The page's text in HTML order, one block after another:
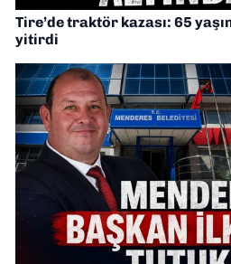
Tire’de traktör kazası: 65
yitirdi